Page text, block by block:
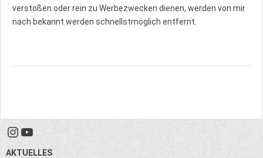
verstoßen oder rein zu Werbezwecken dienen, werden von mir
nach bekannt werden schnellstmöglich entfernt.
Instagram
YouTube
AKTUELLES